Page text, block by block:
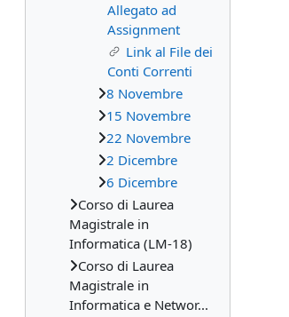
Allegato ad
Assignment
Link al File dei
Conti Correnti
8 Novembre
15 Novembre
22 Novembre
2 Dicembre
6 Dicembre
Corso di Laurea
Magistrale in
Informatica (LM-18)
Corso di Laurea
Magistrale in
Informatica e Networ...